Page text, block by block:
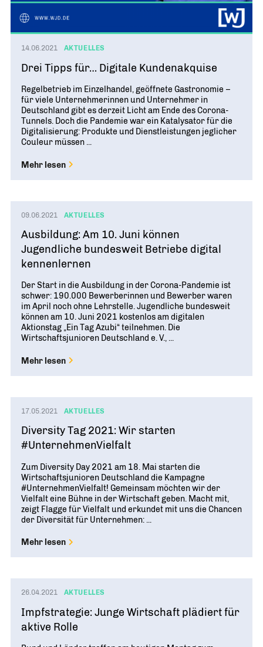
Geschichte
70 JAHRE WJD
Partner
NETZWERKE WELTWEIT
Partner
Deutsche Industrie- und Handelskammer (DIHK)
Junior Chamber International (JCI)
G20 Young Entrepreneurs‘ Alliance
WIRTSCHAFT TRIFFT POLITIK
WJD Training
WJD TRAINING
BERUFSEINSTIEG ERLEICHTERN
Wirtschaftswissen im Wettbewerb (w³)
WIRTSCHAFTSQUIZ FÜR SCHÜLER
CYE
CREATIVE YOUNG ENTREPRENEUR
Beruf und Familie
Bildung und Fachkräfte
Energie und Nachhaltigkeit
Magazin
14.06.2021 AKTUELLES
Drei Tipps für… Digitale Kundenakquise
Regelbetrieb im Einzelhandel, geöffnete Gastronomie –
für viele Unternehmerinnen und Unternehmer in
Deutschland gibt es derzeit Licht am Ende des Corona-
Tunnels. Doch die Pandemie war ein Katalysator für die
Digitalisierung: Produkte und Dienstleistungen jeglicher
Couleur müssen ...
Mehr lesen
09.06.2021 AKTUELLES
Ausbildung: Am 10. Juni können
Jugendliche bundesweit Betriebe digital
kennenlernen
Der Start in die Ausbildung in der Corona-Pandemie ist
schwer: 190.000 Bewerberinnen und Bewerber waren
im April noch ohne Lehrstelle. Jugendliche bundesweit
können am 10. Juni 2021 kostenlos am digitalen
Aktionstag „Ein Tag Azubi“ teilnehmen. Die
Wirtschaftsjunioren Deutschland e. V., ...
Mehr lesen
17.05.2021 AKTUELLES
Diversity Tag 2021: Wir starten
#UnternehmenVielfalt
Zum Diversity Day 2021 am 18. Mai starten die
Wirtschaftsjunioren Deutschland die Kampagne
#UnternehmenVielfalt! Gemeinsam möchten wir der
Vielfalt eine Bühne in der Wirtschaft geben. Macht mit,
zeigt Flagge für Vielfalt und erkundet mit uns die Chancen
der Diversität für Unternehmen: ...
Mehr lesen
26.04.2021 AKTUELLES
Impfstrategie: Junge Wirtschaft plädiert für
aktive Rolle